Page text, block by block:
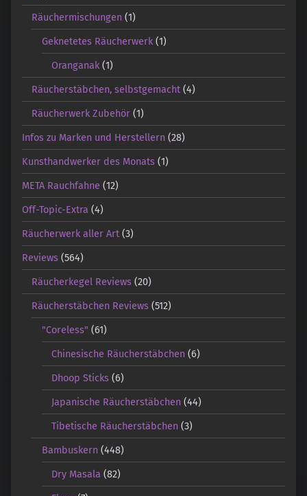
Räuchermischungen (1)
Geknetetes Räucherwerk(1)
Oranganak (1)
Räucherstäbchen, selbstgemacht (4)
Räucherwerk Zubehör (1)
Infos zu Marken und Herstellern (28)
Kunsthandwerker des Monats (1)
META Rauchfahne (12)
Off-Topic-Extra (4)
Räucherwerk aller Art (3)
Reviews (564)
Räucherkegel Reviews (20)
Räucherstäbchen Reviews (512)
"Coreless" (61)
Chinesische Räucherstäbchen (6)
Dhoop Sticks (6)
Japanische Räucherstäbchen (44)
Tibetische Räucherstäbchen (3)
Bambuskern(448)
Dry Masala (82)